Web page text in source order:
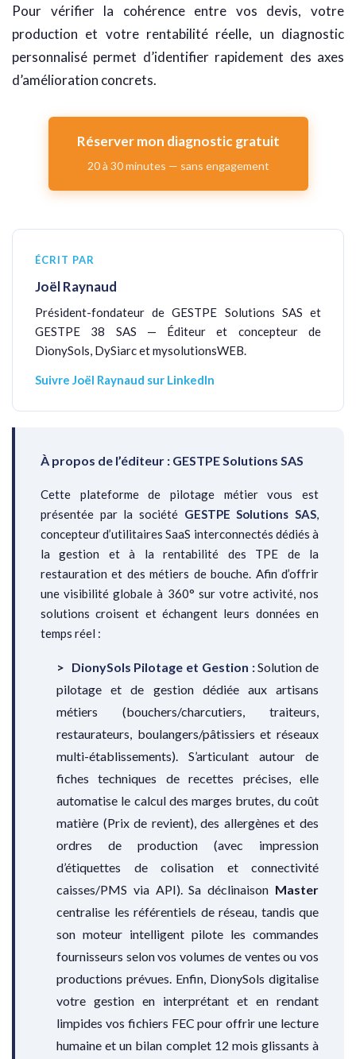
Pour vérifier la cohérence entre vos devis, votre
production et votre rentabilité réelle, un diagnostic
personnalisé permet d’identifier rapidement des axes
d’amélioration concrets.
Réserver mon diagnostic gratuit
20 à 30 minutes — sans engagement
ÉCRIT PAR
Joël Raynaud
Président-fondateur de GESTPE Solutions SAS et
GESTPE 38 SAS — Éditeur et concepteur de
DionySols, DySiarc et mysolutionsWEB.
Suivre Joël Raynaud sur LinkedIn
À propos de l’éditeur : GESTPE Solutions SAS
Cette plateforme de pilotage métier vous est
présentée par la société GESTPE Solutions SAS,
concepteur d’utilitaires SaaS interconnectés dédiés à
la gestion et à la rentabilité des TPE de la
restauration et des métiers de bouche. Afin d’offrir
une visibilité globale à 360° sur votre activité, nos
solutions croisent et échangent leurs données en
temps réel :
DionySols Pilotage et Gestion :Solution de
pilotage et de gestion dédiée aux artisans
métiers (bouchers/charcutiers, traiteurs,
restaurateurs, boulangers/pâtissiers et réseaux
multi-établissements). S’articulant autour de
fiches techniques de recettes précises, elle
automatise le calcul des marges brutes, du coût
matière (Prix de revient), des allergènes et des
ordres de production (avec impression
d’étiquettes de colisation et connectivité
caisses/PMS via API). Sa déclinaison Master
centralise les référentiels de réseau, tandis que
son moteur intelligent pilote les commandes
fournisseurs selon vos volumes de ventes ou vos
productions prévues. Enfin, DionySols digitalise
votre gestion en interprétant et en rendant
limpides vos fichiers FEC pour offrir une lecture
humaine et un bilan complet 12 mois glissants à